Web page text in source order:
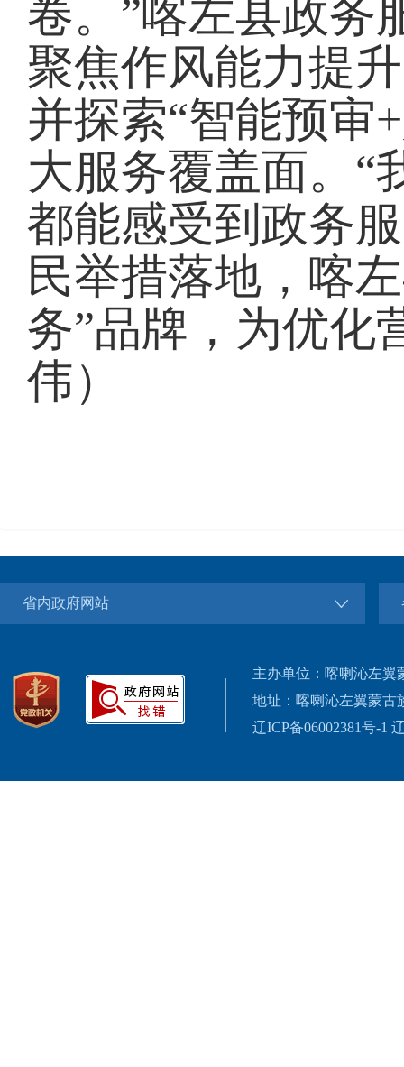
卷。”喀左县政务
聚焦作风能力提
并探索“智能预审
大服务覆盖面。“
都能感受到政务
民举措落地，喀
务”品牌，为优化
伟）
省内政府网站
主办单位：喀喇沁左翼
地址：喀喇沁左翼蒙古
辽ICP备06002381号-1